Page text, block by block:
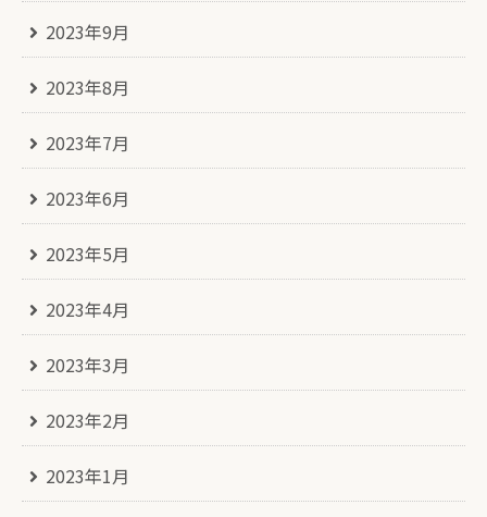
2023年9月
2023年8月
2023年7月
2023年6月
2023年5月
2023年4月
2023年3月
2023年2月
2023年1月